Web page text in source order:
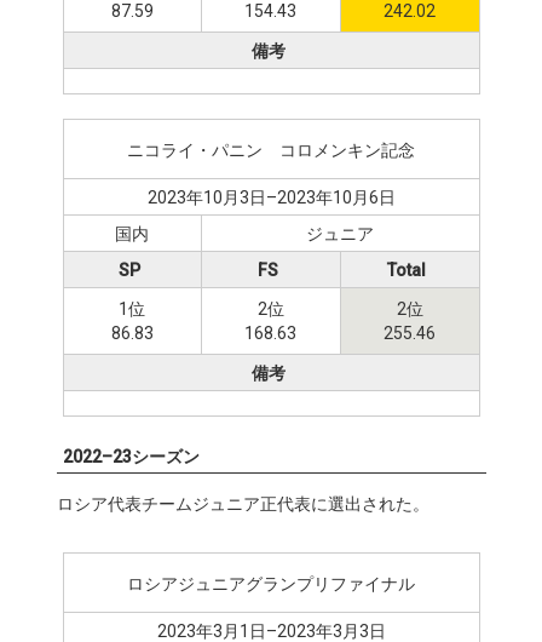
87.59
154.43
242.02
備考
ニコライ・パニン゠コロメンキン記念
2023年10月3日–2023年10月6日
国内
ジュニア
SP
1位
86.83
FS
2位
168.63
Total
2位
255.46
備考
2022–23シーズン
ロシア代表チームジュニア正代表に選出された。
ロシアジュニアグランプリファイナル
2023年3月1日–2023年3月3日